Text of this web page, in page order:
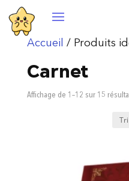
Accueil / Produits
Carnet
Affichage de 1–12 sur 15